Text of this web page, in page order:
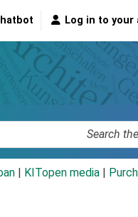
Log in to your
KITopen media